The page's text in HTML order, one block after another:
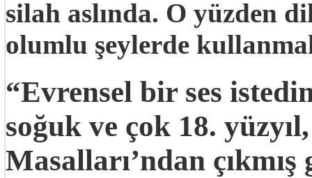
silah aslında. O yüzden
olumlu şeylerde
“Evrensel bir ses
soğuk ve çok 18.
Masalları’ndan